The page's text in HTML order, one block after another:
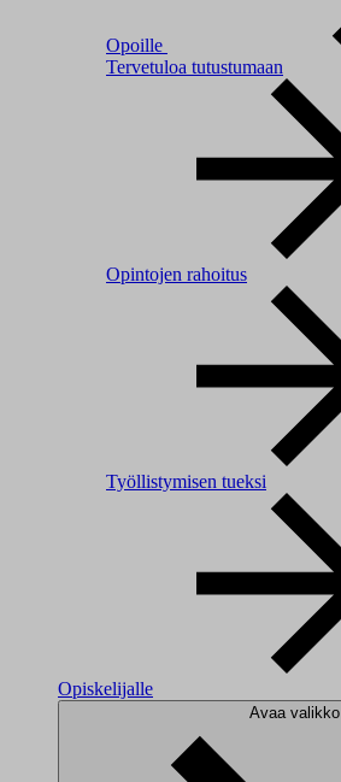
Opoille
Tervetuloa tutustumaan
Opintojen rahoitus
Työllistymisen tueksi
Opiskelijalle
Avaa valikko